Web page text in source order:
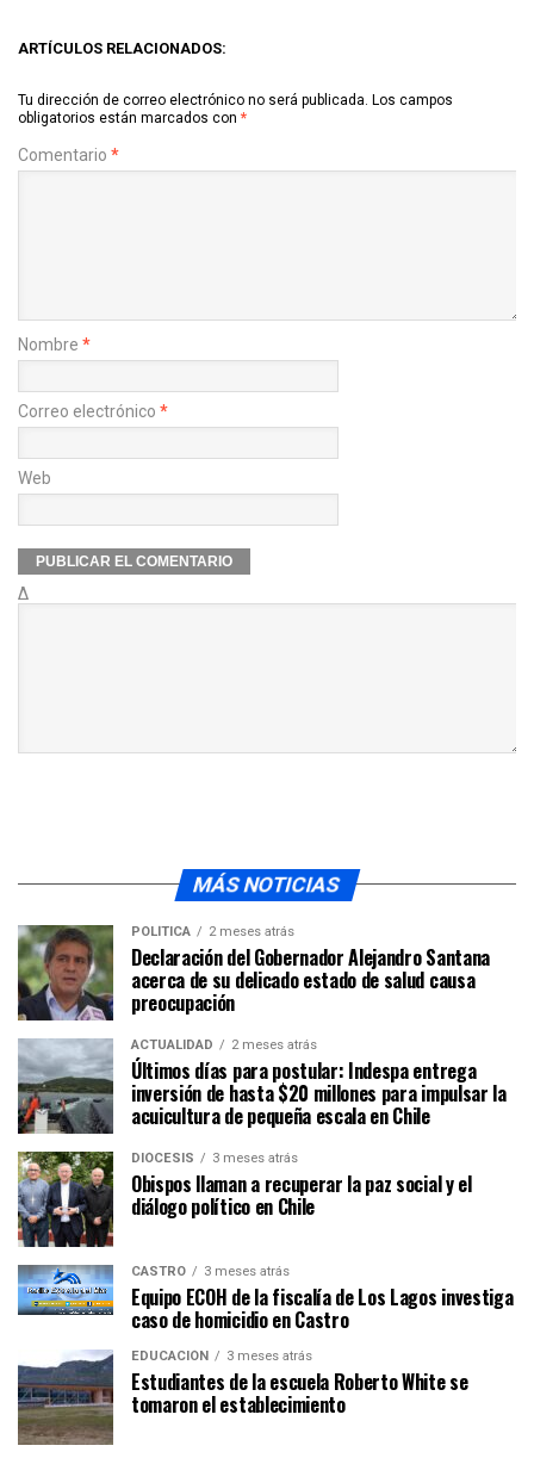
ARTÍCULOS RELACIONADOS:
Tu dirección de correo electrónico no será publicada. Los campos
obligatorios están marcados con *
Comentario *
Nombre *
Correo electrónico *
Web
Δ
MÁS NOTICIAS
POLÍTICA 2 meses atrás
Declaración del Gobernador Alejandro Santana
acerca de su delicado estado de salud causa
preocupación
ACTUALIDAD 2 meses atrás
Últimos días para postular: Indespa entrega
inversión de hasta $20 millones para impulsar la
acuicultura de pequeña escala en Chile
DIÓCESIS 3 meses atrás
Obispos llaman a recuperar la paz social y el
diálogo político en Chile
CASTRO 3 meses atrás
Equipo ECOH de la fiscalía de Los Lagos investiga
caso de homicidio en Castro
EDUCACIÓN 3 meses atrás
Estudiantes de la escuela Roberto White se
tomaron el establecimiento